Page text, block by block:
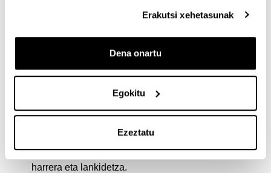
Erakutsi xehetasunak
Dena onartu
Egokitu
Ezeztatu
eta ikerketa, filosofiak, zientziak eta teknologiak
egungo garaiko gizartean dituzten arazoetara
sustatu egiten du filosofia, ingeniaritza, humanitate,
natur zientzia eta gizarte zientzietako ikasleen arteko
harrera eta lankidetza.